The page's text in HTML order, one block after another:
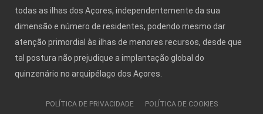
todas as ilhas dos Açores, independentemente da sua
dimensão e número de residentes, podendo mesmo dar
atenção primordial às ilhas de menores recursos, desde que
tal postura não prejudique a implantação global do
quinzenário no arquipélago dos Açores.
POLÍTICA DE PRIVACIDADE POLÍTICA DE COOKIES